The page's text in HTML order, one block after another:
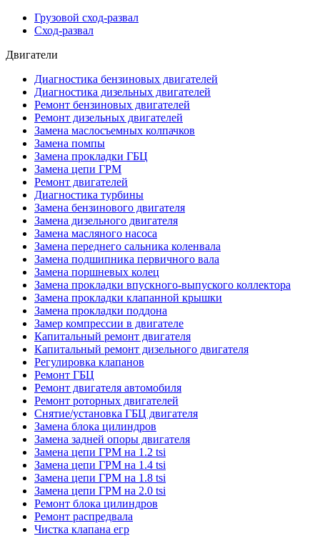
Грузовой сход-развал
Сход-развал
Двигатели
Диагностика бензиновых двигателей
Диагностика дизельных двигателей
Ремонт бензиновых двигателей
Ремонт дизельных двигателей
Замена маслосъемных колпачков
Замена помпы
Замена прокладки ГБЦ
Замена цепи ГРМ
Ремонт двигателей
Диагностика турбины
Замена бензинового двигателя
Замена дизельного двигателя
Замена масляного насоса
Замена переднего сальника коленвала
Замена подшипника первичного вала
Замена поршневых колец
Замена прокладки впускного-выпуского коллектора
Замена прокладки клапанной крышки
Замена прокладки поддона
Замер компрессии в двигателе
Капитальный ремонт двигателя
Капитальный ремонт дизельного двигателя
Регулировка клапанов
Ремонт ГБЦ
Ремонт двигателя автомобиля
Ремонт роторных двигателей
Снятие/установка ГБЦ двигателя
Замена блока цилиндров
Замена задней опоры двигателя
Замена цепи ГРМ на 1.2 tsi
Замена цепи ГРМ на 1.4 tsi
Замена цепи ГРМ на 1.8 tsi
Замена цепи ГРМ на 2.0 tsi
Ремонт блока цилиндров
Ремонт распредвала
Чистка клапана егр